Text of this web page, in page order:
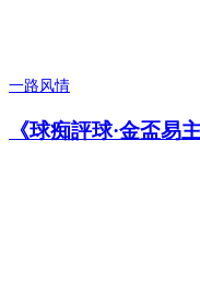
一路风情
《球痴評球·金盃易